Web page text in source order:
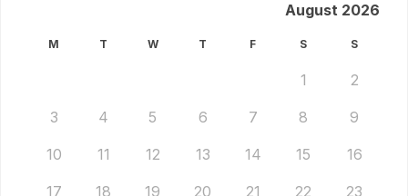
August 2026
M T W T F S S
1 2
3 4 5 6 7 8 9
10 11 12 13 14 15 16
17 18 19 20 21 22 23